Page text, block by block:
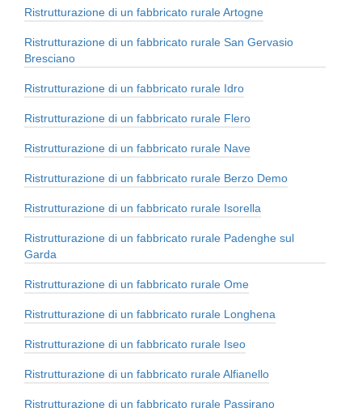
Ristrutturazione di un fabbricato rurale Artogne
Ristrutturazione di un fabbricato rurale San Gervasio
Bresciano
Ristrutturazione di un fabbricato rurale Idro
Ristrutturazione di un fabbricato rurale Flero
Ristrutturazione di un fabbricato rurale Nave
Ristrutturazione di un fabbricato rurale Berzo Demo
Ristrutturazione di un fabbricato rurale Isorella
Ristrutturazione di un fabbricato rurale Padenghe sul
Garda
Ristrutturazione di un fabbricato rurale Ome
Ristrutturazione di un fabbricato rurale Longhena
Ristrutturazione di un fabbricato rurale Iseo
Ristrutturazione di un fabbricato rurale Alfianello
Ristrutturazione di un fabbricato rurale Passirano